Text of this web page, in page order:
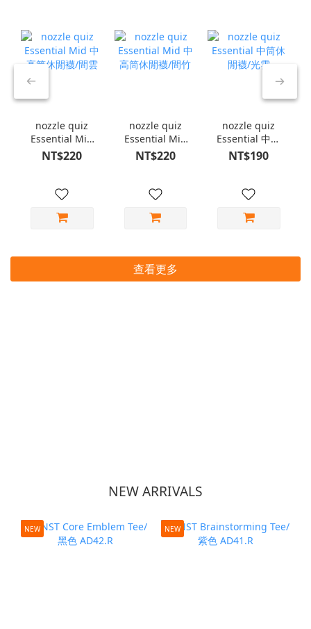
nozzle quiz
Essential Mid
中高筒休閒襪/
NT$220
nozzle quiz
Essential Mid
中高筒休閒襪/
NT$220
nozzle quiz
Essential 中筒
休閒襪/光雲
NT$190
查看更多
NEW ARRIVALS
NEW NEW